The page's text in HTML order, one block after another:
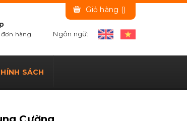
Giỏ hàng ()
đơn hàng Ngôn ngữ:
SÁCH